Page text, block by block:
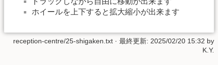
ホイールを上下すると拡大縮小が出来ます
reception-centre/25-shigaken.txt · 最終更新: 2025/02/20 15:32 by
K.Y.